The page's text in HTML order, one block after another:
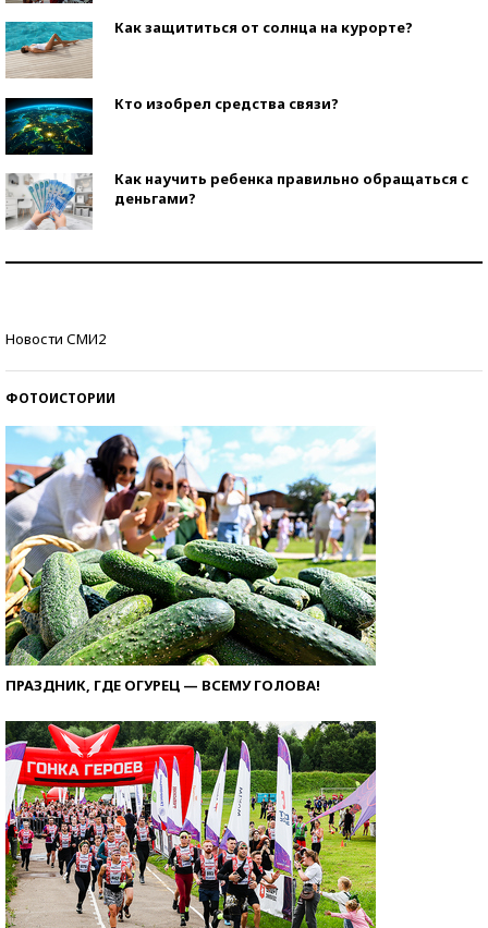
Как защититься от солнца на курорте?
Кто изобрел средства связи?
Как научить ребенка правильно обращаться с
деньгами?
Новости СМИ2
ФОТОИСТОРИИ
ПРАЗДНИК, ГДЕ ОГУРЕЦ — ВСЕМУ ГОЛОВА!